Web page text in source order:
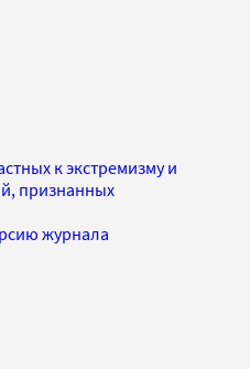
к экстремизму и
признанных
журнала